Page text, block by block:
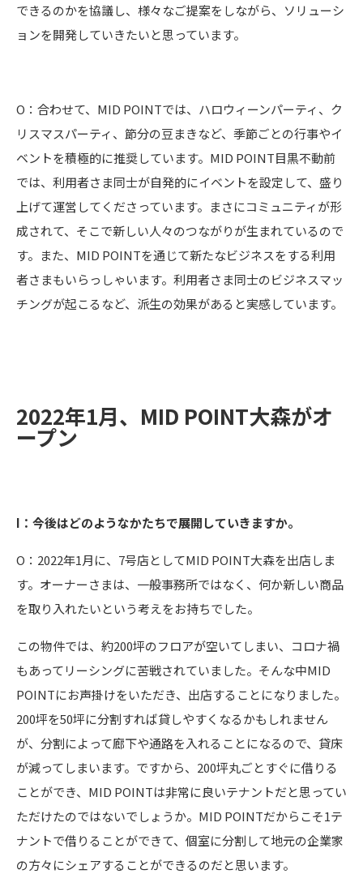
できるのかを協議し、様々なご提案をしながら、ソリューシ
ョンを開発していきたいと思っています。
O：合わせて、MID POINTでは、ハロウィーンパーティ、ク
リスマスパーティ、節分の豆まきなど、季節ごとの行事やイ
ベントを積極的に推奨しています。MID POINT目黒不動前
では、利用者さま同士が自発的にイベントを設定して、盛り
上げて運営してくださっています。まさにコミュニティが形
成されて、そこで新しい人々のつながりが生まれているので
す。また、MID POINTを通じて新たなビジネスをする利用
者さまもいらっしゃいます。利用者さま同士のビジネスマッ
チングが起こるなど、派生の効果があると実感しています。
2022年1月、MID POINT大森がオ
ープン
I：今後はどのようなかたちで展開していきますか。
O：2022年1月に、7号店としてMID POINT大森を出店しま
す。オーナーさまは、一般事務所ではなく、何か新しい商品
を取り入れたいという考えをお持ちでした。
この物件では、約200坪のフロアが空いてしまい、コロナ禍
もあってリーシングに苦戦されていました。そんな中MID
POINTにお声掛けをいただき、出店することになりました。
200坪を50坪に分割すれば貸しやすくなるかもしれません
が、分割によって廊下や通路を入れることになるので、貸床
が減ってしまいます。ですから、200坪丸ごとすぐに借りる
ことができ、MID POINTは非常に良いテナントだと思ってい
ただけたのではないでしょうか。MID POINTだからこそ1テ
ナントで借りることができて、個室に分割して地元の企業家
の方々にシェアすることができるのだと思います。